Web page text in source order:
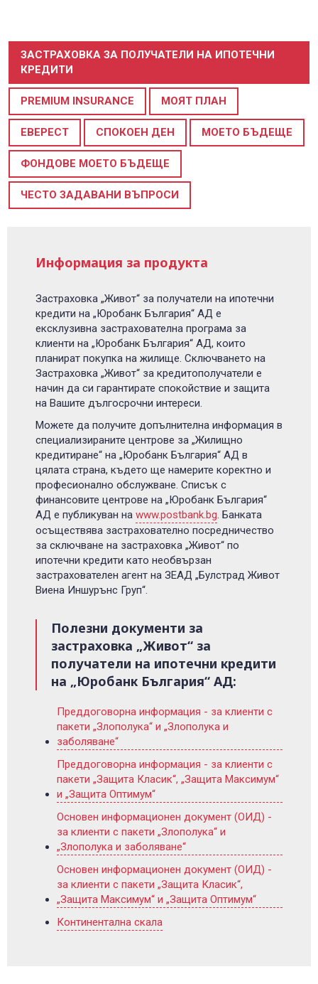
Уведоми за събитие
ЗАСТРАХОВКА ЗА ПОЛУЧАТЕЛИ НА ИПОТЕЧНИ
КРЕДИТИ
PREMIUM INSURANCE МОЯТ ПЛАН
ЕВЕРЕСТ СПОКОЕН ДЕН МОЕТО БЪДЕЩЕ
ФОНДОВЕ МОЕТО БЪДЕЩЕ
ЧЕСТО ЗАДАВАНИ ВЪПРОСИ
Информация за продукта
Застраховка „Живот“ за получатели на ипотечни
кредити на „Юробанк България“ АД е
ексклузивна застрахователна програма за
клиенти на „Юробанк България“ АД, които
планират покупка на жилище. Сключването на
Застраховка „Живот“ за кредитополучатели е
начин да си гарантирате спокойствие и защита
на Вашите дългосрочни интереси.
Можете да получите допълнителна информация в
специализираните центрове за „Жилищно
кредитиране“ на „Юробанк България“ АД в
цялата страна, където ще намерите коректно и
професионално обслужване. Списък с
финансовите центрове на „Юробанк България“
АД е публикуван на www.postbank.bg. Банката
осъществява застрахователно посредничество
за сключване на застраховка „Живот“ по
ипотечни кредити като необвързан
застрахователен агент на ЗЕАД „Булстрад Живот
Виена Иншурънс Груп“.
Полезни документи за
застраховка „Живот“ за
получатели на ипотечни кредити
на „Юробанк България“ АД:
Преддоговорна информация - за клиенти с
пакети „Злополука“ и „Злополука и
заболяване“
Преддоговорна информация - за клиенти с
пакети „Защита Класик“, „Защита Максимум“
и „Защита Оптимум“
Основен информационен документ (ОИД) -
за клиенти с пакети „Злополука“ и
„Злополука и заболяване“
Основен информационен документ (ОИД) -
за клиенти с пакети „Защита Класик“,
„Защита Максимум“ и „Защита Оптимум“
Континентална скала